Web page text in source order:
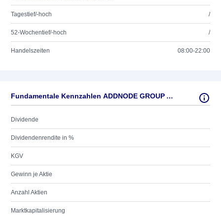
Tagestief/-hoch /
52-Wochentief/-hoch /
Handelszeiten 08:00-22:00
Fundamentale Kennzahlen ADDNODE GROUP AB SK 3
Dividende
Dividendenrendite in %
KGV
Gewinn je Aktie
Anzahl Aktien
Marktkapitalisierung